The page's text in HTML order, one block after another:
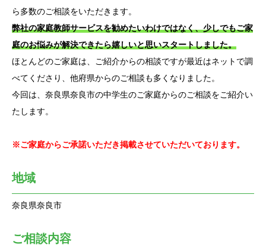
ら多数のご相談をいただきます。
弊社の家庭教師サービスを勧めたいわけではなく、少しでもご家
庭のお悩みが解決できたら嬉しいと思いスタートしました。
ほとんどのご家庭は、ご紹介からの相談ですが最近はネットで調
べてくださり、他府県からのご相談も多くなりました。
今回は、奈良県奈良市の中学生のご家庭からのご相談をご紹介い
たします。
※ご家庭からご承諾いただき掲載させていただいております。
地域
奈良県奈良市
ご相談内容